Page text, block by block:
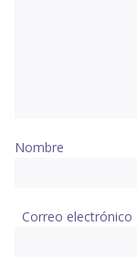
Nombre
Correo electrónico